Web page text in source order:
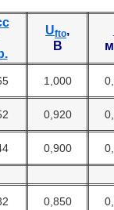
Ufto,
В
1,000
0,920
0,900
0,850